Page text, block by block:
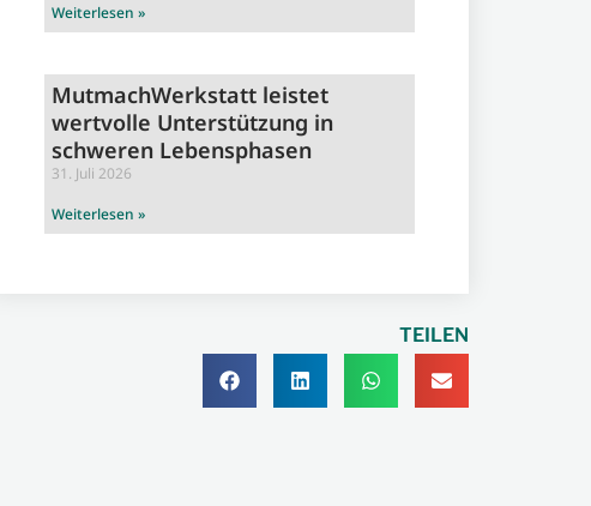
Weiterlesen »
MutmachWerkstatt leistet
wertvolle Unterstützung in
schweren Lebensphasen
31. Juli 2026
Weiterlesen »
TEILEN